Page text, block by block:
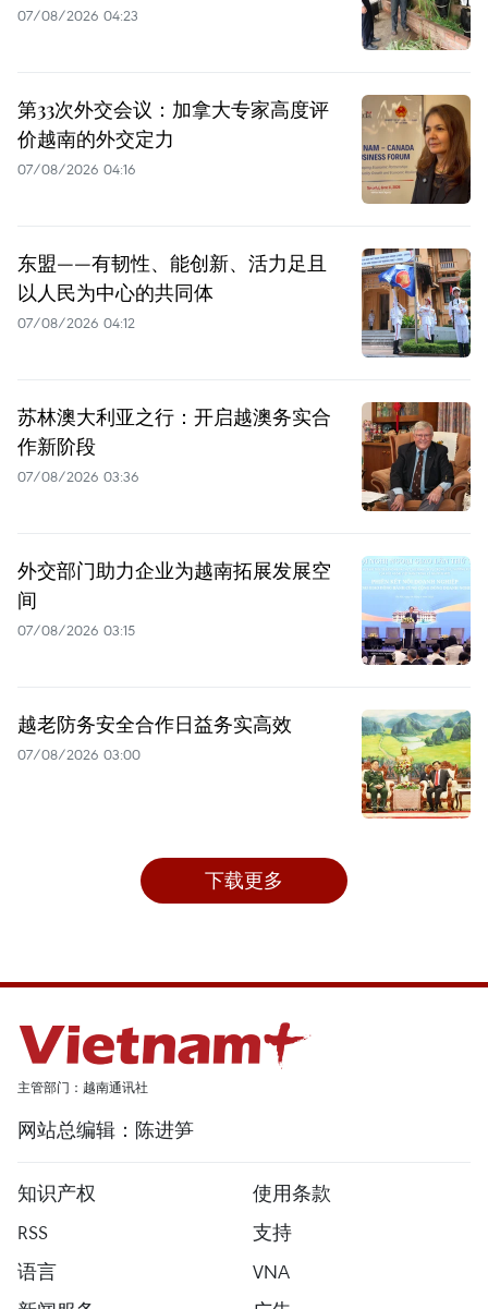
07/08/2026 04:23
第33次外交会议：加拿大专家高度评
价越南的外交定力
07/08/2026 04:16
东盟——有韧性、能创新、活力足且
以人民为中心的共同体
07/08/2026 04:12
苏林澳大利亚之行：开启越澳务实合
作新阶段
07/08/2026 03:36
外交部门助力企业为越南拓展发展空
间
07/08/2026 03:15
越老防务安全合作日益务实高效
07/08/2026 03:00
下载更多
主管部门：越南通讯社
网站总编辑：陈进笋
知识产权
使用条款
RSS
支持
语言
VNA